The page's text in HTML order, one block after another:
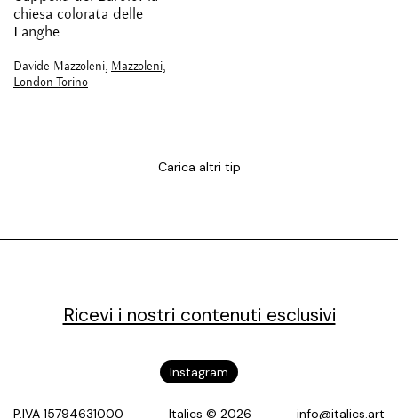
chiesa colorata delle
Langhe
Davide Mazzoleni, Mazzoleni,
London-Torino
Carica altri tip
Ricevi i nostri contenuti esclusivi
Instagram
P.IVA 15794631000 Italics © 2026 info@italics.art